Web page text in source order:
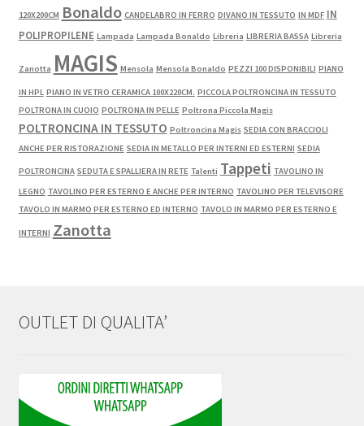
120X200CM Bonaldo CANDELABRO IN FERRO DIVANO IN TESSUTO IN MDF IN
POLIPROPILENE Lampada Lampada Bonaldo Libreria LIBRERIA BASSA Libreria
Zanotta MAGIS Mensola Mensola Bonaldo PEZZI 100 DISPONIBILI PIANO
IN HPL PIANO IN VETRO CERAMICA 100X220CM. PICCOLA POLTRONCINA IN TESSUTO
POLTRONA IN CUOIO POLTRONA IN PELLE Poltrona Piccola Magis
POLTRONCINA IN TESSUTO Poltroncina Magis SEDIA CON BRACCIOLI
ANCHE PER RISTORAZIONE SEDIA IN METALLO PER INTERNI ED ESTERNI SEDIA
POLTRONCINA SEDUTA E SPALLIERA IN RETE Talenti Tappeti TAVOLINO IN
LEGNO TAVOLINO PER ESTERNO E ANCHE PER INTERNO TAVOLINO PER TELEVISORE
TAVOLO IN MARMO PER ESTERNO ED INTERNO TAVOLO IN MARMO PER ESTERNO E
INTERNI Zanotta
OUTLET DI QUALITA’